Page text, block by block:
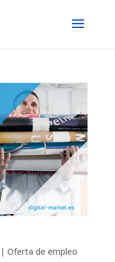
| Oferta de empleo